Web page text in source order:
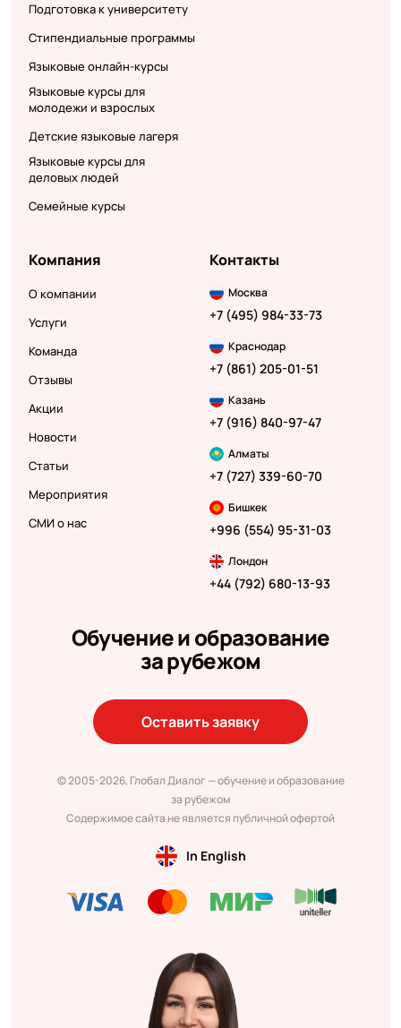
Подготовка к университету
Стипендиальные программы
Языковые онлайн-курсы
Языковые курсы для
молодежи и взрослых
Детские языковые лагеря
Языковые курсы для
деловых людей
Семейные курсы
Компания
О компании
Услуги
Команда
Отзывы
Акции
Новости
Статьи
Мероприятия
СМИ о нас
Контакты
Москва
+7 (495) 984-33-73
Краснодар
+7 (861) 205-01-51
Казань
+7 (916) 840-97-47
Алматы
+7 (727) 339-60-70
Бишкек
+996 (554) 95-31-03
Лондон
+44 (792) 680-13-93
Обучение и образование
за рубежом
Оставить заявку
© 2005-2026, Глобал Диалог — обучение и образование
за рубежом
Содержимое сайта не является публичной офертой
In English